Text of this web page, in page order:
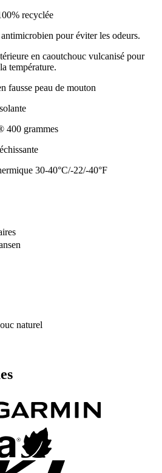
recyclée
pour éviter les odeurs.
en caoutchouc vulcanisé pour
température.
fausse peau de mouton
400 grammes
30-40°C/-22/-40°F
naturel